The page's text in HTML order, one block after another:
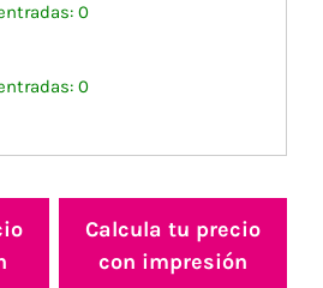
0
0
Calcula tu precio
con impresión